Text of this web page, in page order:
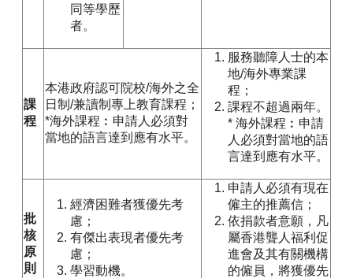
同等學歷
者。
課
程
本港政府認可院校/海外之全
日制/兼讀制專上教育課程；
*海外課程︰申請人必須對
當地的語言達到應有水平。
服務聽障人士的本
地/海外專業課
程；
課程不超過兩年。
* 海外課程︰申請
人必須對當地的語
言達到應有水平。
批
核
原
則
經濟困難者獲優先考
慮；
有傑出表現者優先考
慮；
學習動機。
申請人必須有現在
僱主的推薦信；
依捐款者意願，凡
屬香港聾人福利促
進會及其有關機構
的僱員，將獲優先